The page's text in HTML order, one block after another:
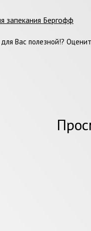
запекания Бергофф
Вас полезной!?